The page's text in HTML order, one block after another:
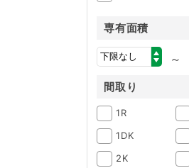
専有面積
～
間取り
1R
1DK
2K